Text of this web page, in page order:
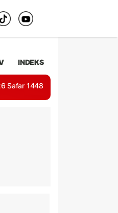
INDEKS
Safar 1448